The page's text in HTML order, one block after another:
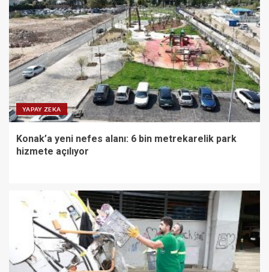
YAPAY ZEKA
Konak’a yeni nefes alanı: 6 bin metrekarelik park
hizmete açılıyor